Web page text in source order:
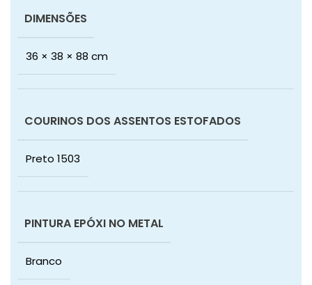
DIMENSÕES
36 × 38 × 88 cm
COURINOS DOS ASSENTOS ESTOFADOS
Preto 1503
PINTURA EPÓXI NO METAL
Branco